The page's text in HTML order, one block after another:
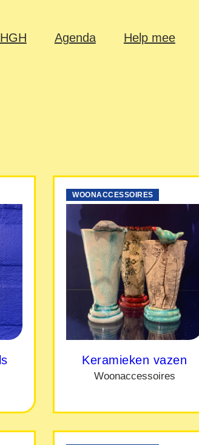
Agenda Help mee
WOONACCESSOIRES
Keramieken vazen
Woonaccessoires